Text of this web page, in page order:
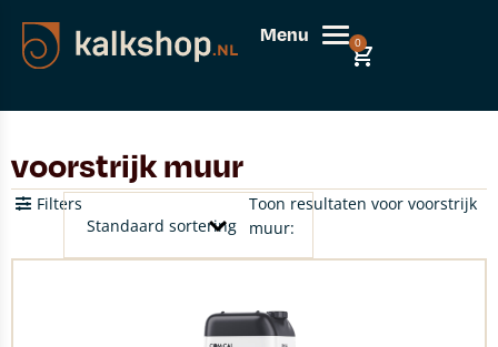
Menu 0
voorstrijk muur
Toon resultaten voor voorstrijk
muur:
Filters